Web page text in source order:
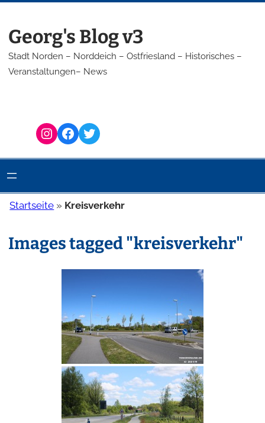
springen
Georg's Blog v3
Stadt Norden – Norddeich – Ostfriesland – Historisches –
Veranstaltungen– News
Instagram Facebook Twitter
Startseite » Kreisverkehr
Images tagged "kreisverkehr"